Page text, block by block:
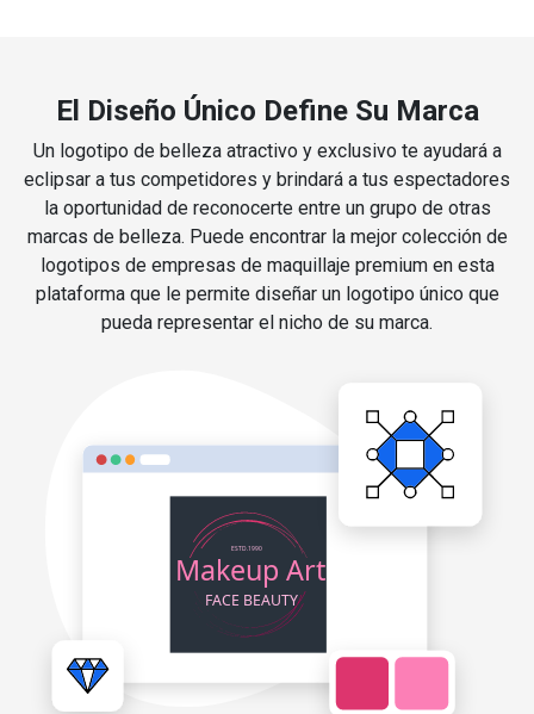
El Diseño Único Define Su Marca
Un logotipo de belleza atractivo y exclusivo te ayudará a
eclipsar a tus competidores y brindará a tus espectadores
la oportunidad de reconocerte entre un grupo de otras
marcas de belleza. Puede encontrar la mejor colección de
logotipos de empresas de maquillaje premium en esta
plataforma que le permite diseñar un logotipo único que
pueda representar el nicho de su marca.